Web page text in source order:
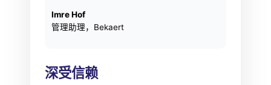
Imre Hof
管理助理，Bekaert
深受信赖